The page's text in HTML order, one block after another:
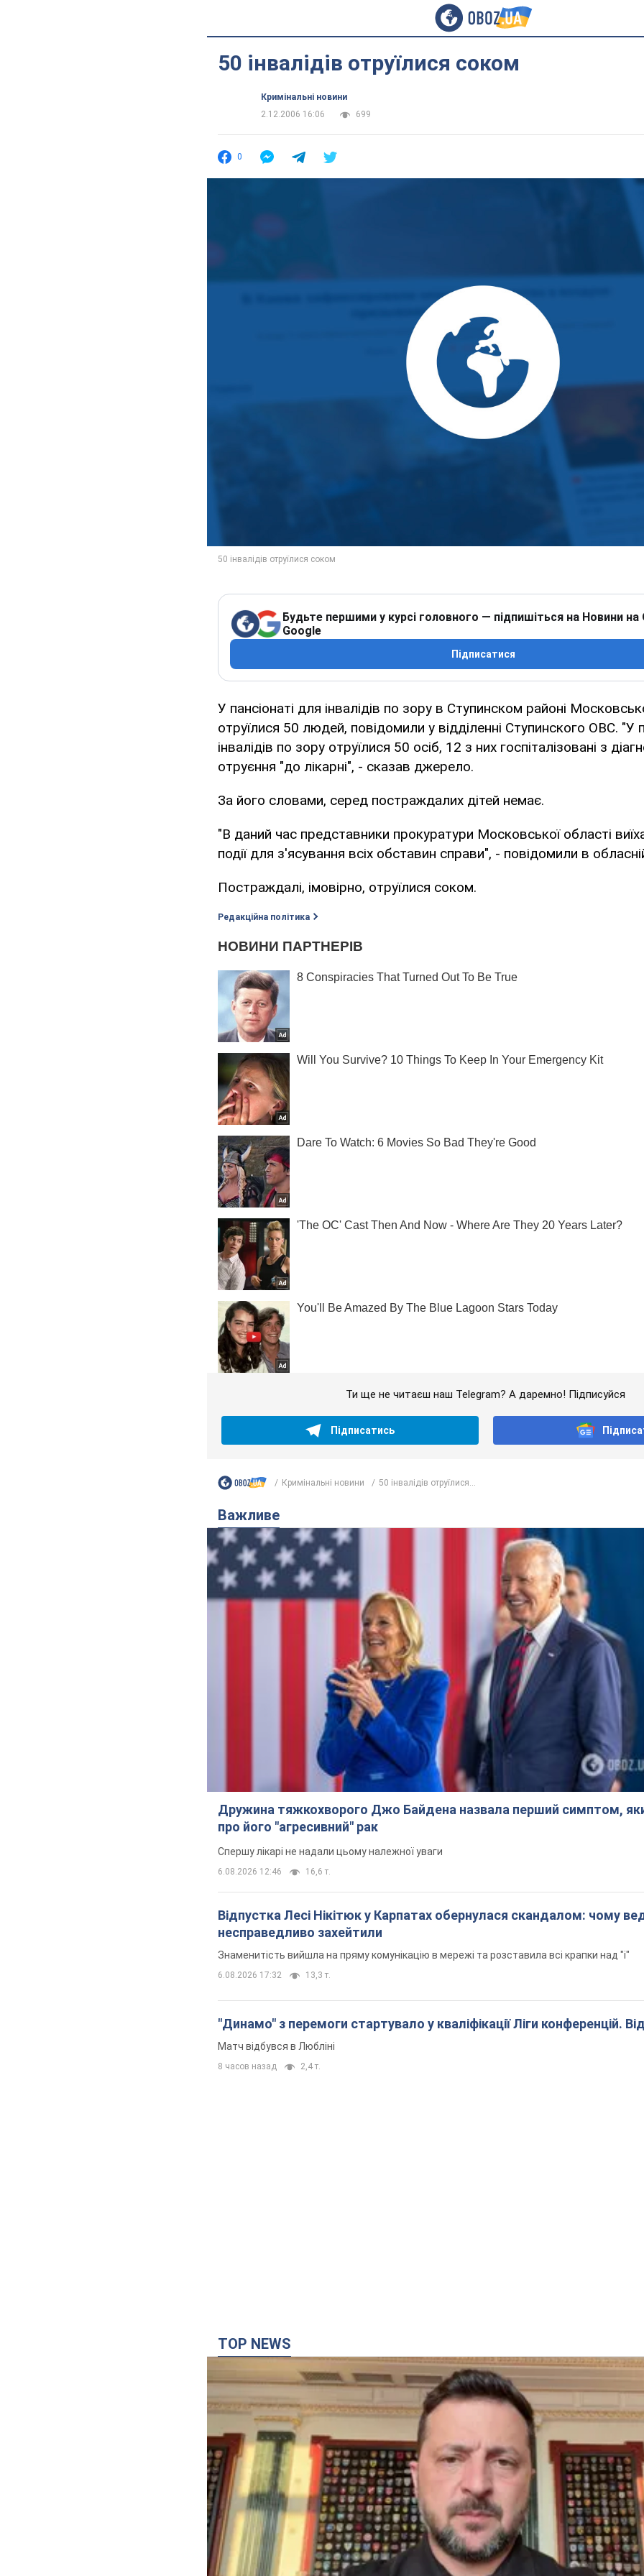
50 інвалідів отруїлися соком
Кримінальні новини
2.12.2006 16:06
699
0
Будьте першими у курсі головного — підпишіться на Новини на
Google
Підписатися
У пансіонаті для інвалідів по зору в Ступинском районі
отруїлися 50 людей, повідомили у відділенні Ступинского ОВС. "У
інвалідів по зору отруїлися 50 осіб, 12 з них госпіталізовані з
отруєння "до лікарні", - сказав джерело.
За його словами, серед постраждалих дітей немає.
"В даний час представники прокуратури Московської області
події для з'ясування всіх обставин справи", - повідомили в
Постраждалі, імовірно, отруїлися соком.
Редакційна політика
Ти ще не читаєш наш Telegram? А даремно! Підписуйся
Підписатись
Кримінальні новини 50 інвалідів отруїлися...
Важливе
Дружина тяжкохворого Джо Байдена назвала перший симптом,
про його "агресивний" рак
Спершу лікарі не надали цьому належної уваги
6.08.2026 12:46 16,6 т.
Відпустка Лесі Нікітюк у Карпатах обернулася скандалом: чому
несправедливо захейтили
Знаменитість вийшла на пряму комунікацію в мережі та розставила всі крапки над "і"
6.08.2026 17:32 13,3 т.
"Динамо" з перемоги стартувало у кваліфікації Ліги конференцій.
Матч відбувся в Любліні
8 часов назад 2,4 т.
TOP NEWS